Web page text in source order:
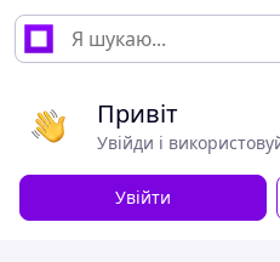
Привіт
Увійди і
Увійти